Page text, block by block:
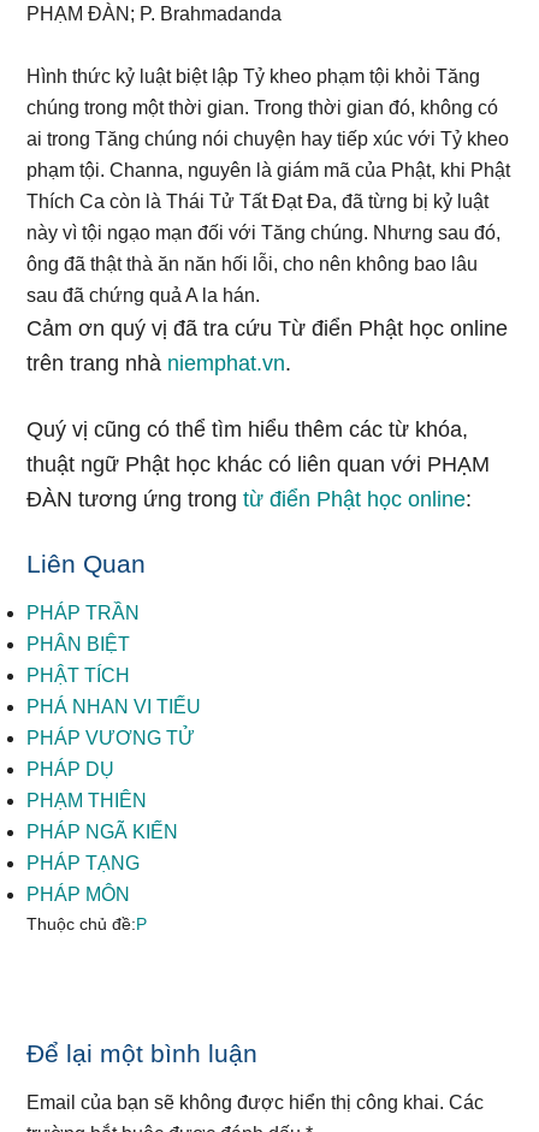
PHẠM ĐÀN; P. Brahmadanda
Hình thức kỷ luật biệt lập Tỷ kheo phạm tội khỏi Tăng
chúng trong một thời gian. Trong thời gian đó, không có
ai trong Tăng chúng nói chuyện hay tiếp xúc với Tỷ kheo
phạm tội. Channa, nguyên là giám mã của Phật, khi Phật
Thích Ca còn là Thái Tử Tất Đạt Đa, đã từng bị kỷ luật
này vì tội ngạo mạn đối với Tăng chúng. Nhưng sau đó,
ông đã thật thà ăn năn hối lỗi, cho nên không bao lâu
sau đã chứng quả A la hán.
Cảm ơn quý vị đã tra cứu Từ điển Phật học online
trên trang nhà niemphat.vn.
Quý vị cũng có thể tìm hiểu thêm các từ khóa,
thuật ngữ Phật học khác có liên quan với PHẠM
ĐÀN tương ứng trongtừ điển Phật học online:
Liên Quan
PHÁP TRẦN
PHÂN BIỆT
PHẬT TÍCH
PHÁ NHAN VI TIẾU
PHÁP VƯƠNG TỬ
PHÁP DỤ
PHẠM THIÊN
PHÁP NGÃ KIẾN
PHÁP TẠNG
PHÁP MÔN
Thuộc chủ đề:P
Reader
Interactions
Để lại một bình luận
Email của bạn sẽ không được hiển thị công khai. Các